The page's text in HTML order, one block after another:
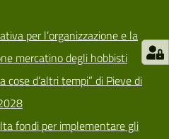
per l’organizzazione e la
mercatino degli hobbisti
d’altri tempi” di Pieve di
fondi per implementare gli